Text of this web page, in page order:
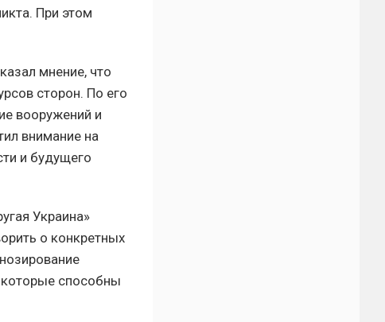
При этом
мнение, что
сторон. По его
вооружений и
внимание на
и будущего
Украина»
о конкретных
способны